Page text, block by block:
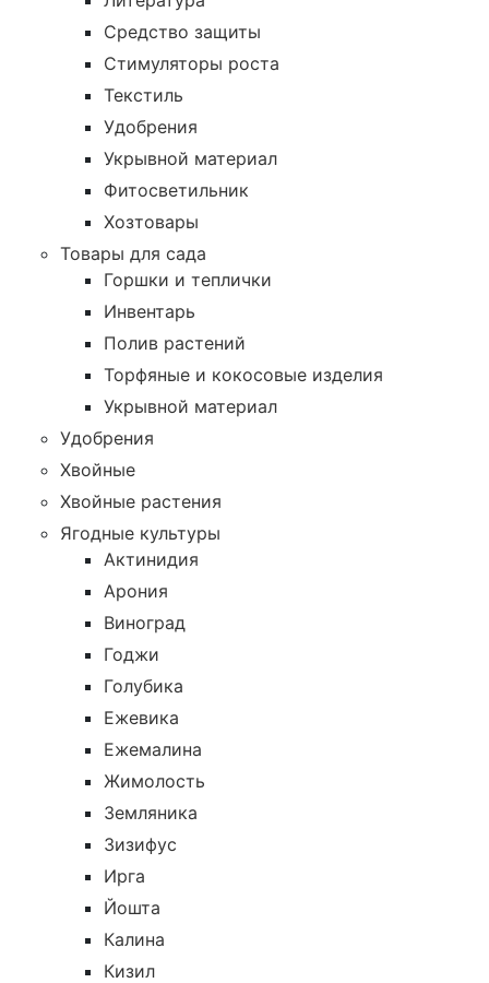
Средство защиты
Стимуляторы роста
Текстиль
Удобрения
Укрывной материал
Фитосветильник
Хозтовары
Товары для сада
Горшки и теплички
Инвентарь
Полив растений
Торфяные и кокосовые изделия
Укрывной материал
Удобрения
Хвойные
Хвойные растения
Ягодные культуры
Актинидия
Арония
Виноград
Годжи
Голубика
Ежевика
Ежемалина
Жимолость
Земляника
Зизифус
Ирга
Йошта
Калина
Кизил